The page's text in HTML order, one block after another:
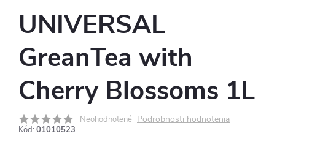
UNIVERSAL
GreanTea with
Cherry Blossoms 1L
Neohodnotené Podrobnosti hodnotenia
Kód: 01010523